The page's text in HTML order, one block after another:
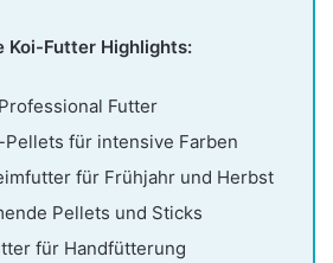
Koi-Futter Highlights:
Futter
für intensive Farben
für Frühjahr und Herbst
Pellets und Sticks
für Handfütterung